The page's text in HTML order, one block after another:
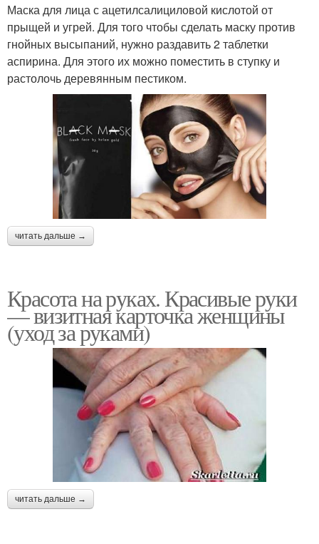
Маска для лица с ацетилсалициловой кислотой от
прыщей и угрей. Для того чтобы сделать маску против
гнойных высыпаний, нужно раздавить 2 таблетки
аспирина. Для этого их можно поместить в ступку и
растолочь деревянным пестиком.
читать дальше →
Красота на руках. Красивые руки
— визитная карточка женщины
(уход за руками)
читать дальше →